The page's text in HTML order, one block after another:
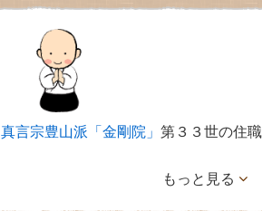
真言宗豊山派「金剛院」 第３３世の住職
もっと見る